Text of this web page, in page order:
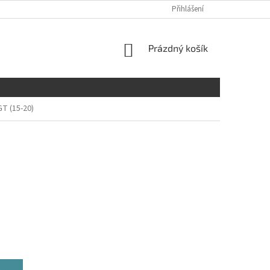
Přihlášení
NÁKUPNÍ
Prázdný košík
(15-20)